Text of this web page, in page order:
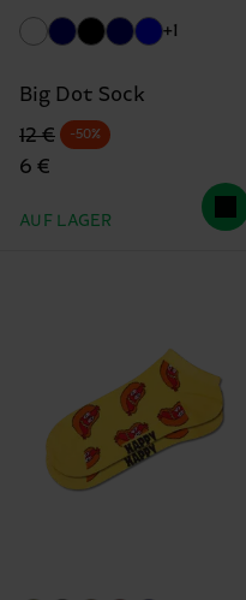
+1
Big Dot Sock
Originalpreis
12 €
Reduzierter Preis
6 €
-50%
AUF LAGER